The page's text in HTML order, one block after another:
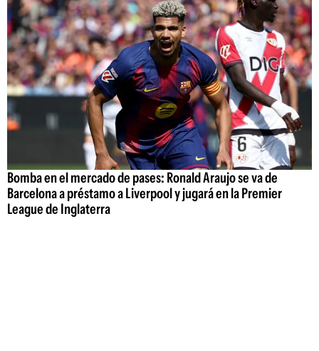
Bomba en el mercado de pases: Ronald Araujo se va de
Barcelona a préstamo a Liverpool y jugará en la Premier
League de Inglaterra